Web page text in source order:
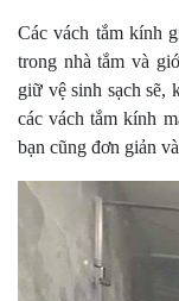
Các vách tắm kính
trong nhà tắm và
giữ vệ sinh sạch sẽ,
các vách tắm kính
bạn cũng đơn giản